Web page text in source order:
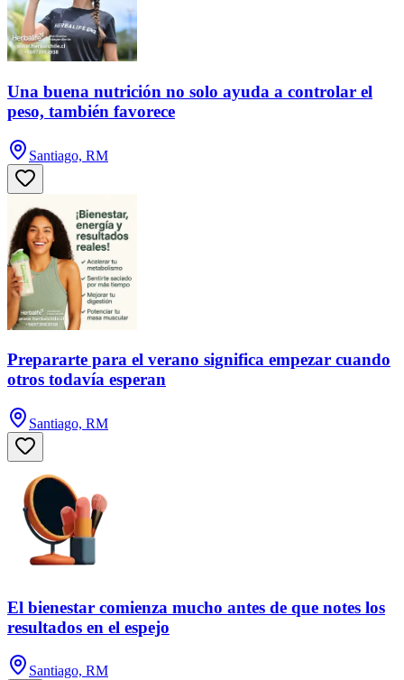
Una buena nutrición no solo ayuda a controlar el
peso, también favorece
Santiago, RM
Prepararte para el verano significa empezar cuando
otros todavía esperan
Santiago, RM
El bienestar comienza mucho antes de que notes los
resultados en el espejo
Santiago, RM